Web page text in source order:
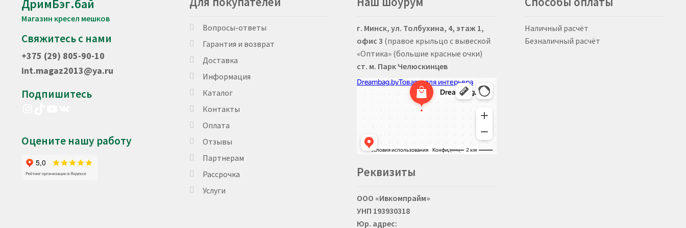
на
странице
на
товара.
товара.
ДримБэг.бай
Магазин кресел мешков
Свяжитесь с нами
+375 (29) 805-90-10
int.magaz2013@ya.ru
Подпишитесь
Оцените нашу работу
Вопросы-ответы
Гарантия и возврат
Доставка
Информация
Каталог
Контакты
Оплата
Отзывы
Партнерам
Рассрочка
Услуги
г. Минск, ул. Толбухина, 4, этаж 1,
офис 3 (правое крыльцо с вывеской
«Оптика» (большие красные очки)
ст. м. Парк Челюскинцев
Реквизиты
ООО «Ивкомпрайм»
УНП 193930318
Юр. адрес:
Наличный расчёт
Безналичный расчёт